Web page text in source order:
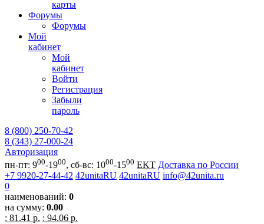
карты
Форумы
Форумы
Мой
кабинет
Мой
кабинет
Войти
Регистрация
Забыли
пароль
8 (800) 250-70-42
8 (343) 27-000-24
Авторизация
пн-пт: 900-1900, сб-вс: 1000-1500 EKT Доставка по России
+7 9920-27-44-42 42unitaRU 42unitaRU info@42unita.ru
0
наименований: 0
на сумму: 0.00
: 81.41 р. : 94.06 р.